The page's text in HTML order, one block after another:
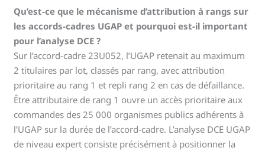
Qu’est-ce que le mécanisme d’attribution à rangs sur
les accords-cadres UGAP et pourquoi est-il important
pour l’analyse DCE ?
Sur l’accord-cadre 23U052, l’UGAP retenait au maximum
2 titulaires par lot, classés par rang, avec attribution
prioritaire au rang 1 et repli rang 2 en cas de défaillance.
Être attributaire de rang 1 ouvre un accès prioritaire aux
commandes des 25 000 organismes publics adhérents à
l’UGAP sur la durée de l’accord-cadre. L’analyse DCE UGAP
de niveau expert consiste précisément à positionner la